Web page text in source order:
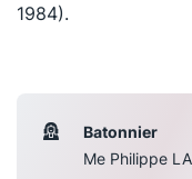
1984).
Batonnier
Me Philippe
Le Concours de la
La Petite Conférence